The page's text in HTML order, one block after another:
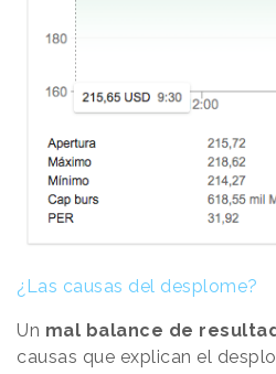
¿Las causas del desplome?
Un mal balance de
causas que explican el